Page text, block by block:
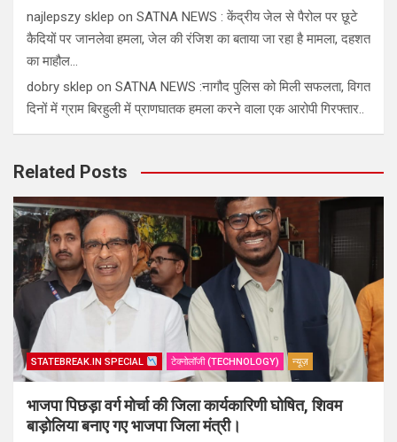
najlepszy sklep on SATNA NEWS : केंद्रीय जेल से पैरोल पर छूटे
कैदियों पर जानलेवा हमला, जेल की रंजिश का बताया जा रहा है मामला, दहशत
का माहौल…
dobry sklep on SATNA NEWS :नागौद पुलिस को मिली सफलता, विगत
दिनों में ग्राम बिरहुली में प्राणघातक हमला करने वाला एक आरोपी गिरफ्तार..
Related Posts
STATEBREAK.IN SPECIAL टेक्नोलॉजी (TECHNOLOGY) न्यूज़
भाजपा पिछड़ा वर्ग मोर्चा की जिला कार्यकारिणी घोषित, शिवम
बाड़ोलिया बनाए गए भाजपा जिला मंत्री।